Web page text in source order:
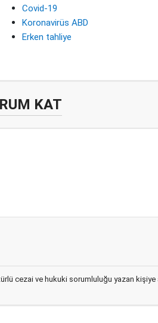
Covid-19
Koronavirüs ABD
Erken tahliye
KAT
türlü cezai ve hukuki sorumluluğu yazan